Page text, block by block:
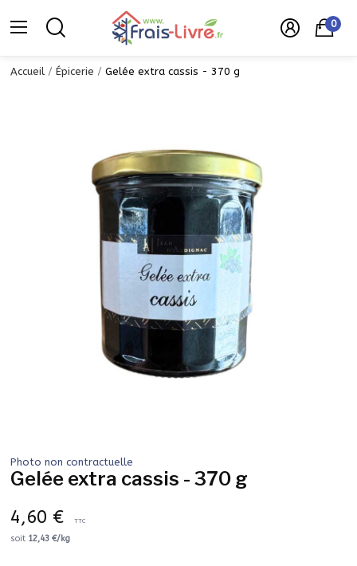
0
Accueil Épicerie Gelée extra cassis - 370 g
Photo non contractuelle
Gelée extra cassis - 370 g
4,60 € TTC
soit 12,43 €/kg